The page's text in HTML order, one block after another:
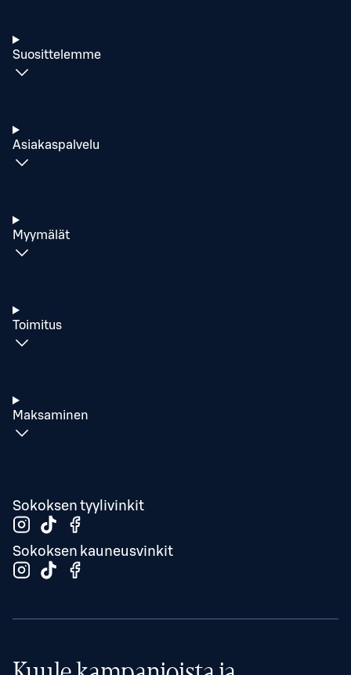
Suosittelemme
Asiakaspalvelu
Myymälät
Toimitus
Maksaminen
Sokoksen tyylivinkit
Sokoksen kauneusvinkit